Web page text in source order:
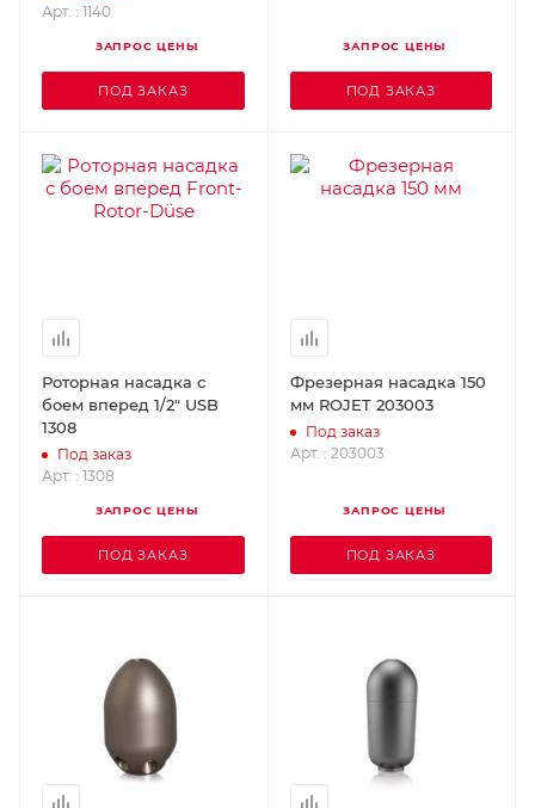
Арт. : 1140
ЗАПРОС ЦЕНЫ
ПОД ЗАКАЗ
ЗАПРОС ЦЕНЫ
ПОД ЗАКАЗ
Роторная насадка с
боем вперед 1/2" USB
1308
Под заказ
Арт. : 1308
ЗАПРОС ЦЕНЫ
ПОД ЗАКАЗ
Фрезерная насадка 150
мм ROJET 203003
Под заказ
Арт. : 203003
ЗАПРОС ЦЕНЫ
ПОД ЗАКАЗ